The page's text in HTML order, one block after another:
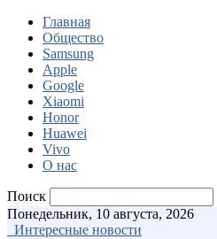
Главная
Общество
Samsung
Apple
Google
Xiaomi
Honor
Huawei
Vivo
О нас
Поиск
Понедельник, 10 августа, 2026
Интересные новости